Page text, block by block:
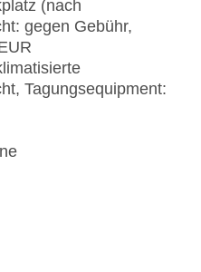
(nach
gegen Gebühr,
Tagungsequipment: